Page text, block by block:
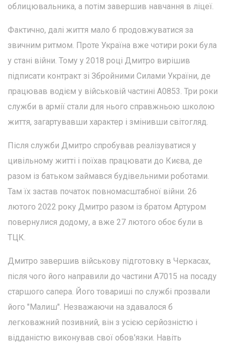
облицювальника, а потім завершив навчання в ліцеї.
Фактично, далі життя мало б продовжуватися за
звичним ритмом. Проте Україна вже чотири роки була
у стані війни. Тому у 2018 році Дмитро вирішив
підписати контракт зі Збройними Силами України, де
працював водієм у військовій частині А0853. Три роки
служби в армії стали для нього справжньою школою
життя, загартувавши характер і змінивши світогляд.
Після служби Дмитро спробував реалізуватися у
цивільному житті і поїхав працювати до Києва, де
разом із батьком займався будівельними роботами.
Там їх застав початок повномасштабної війни. 26
лютого 2022 року Дмитро разом із братом Артуром
повернулися додому, а вже 27 лютого обоє були в
ТЦК.
Дмитро завершив військову підготовку в Черкасах,
після чого його направили до частини А7015 на посаду
старшого сапера. Його товариші по службі прозвали
його "Малиш". Незважаючи на здавалося б
легковажний позивний, він з усією серйозністю і
відданістю виконував свої обов'язки. Навіть